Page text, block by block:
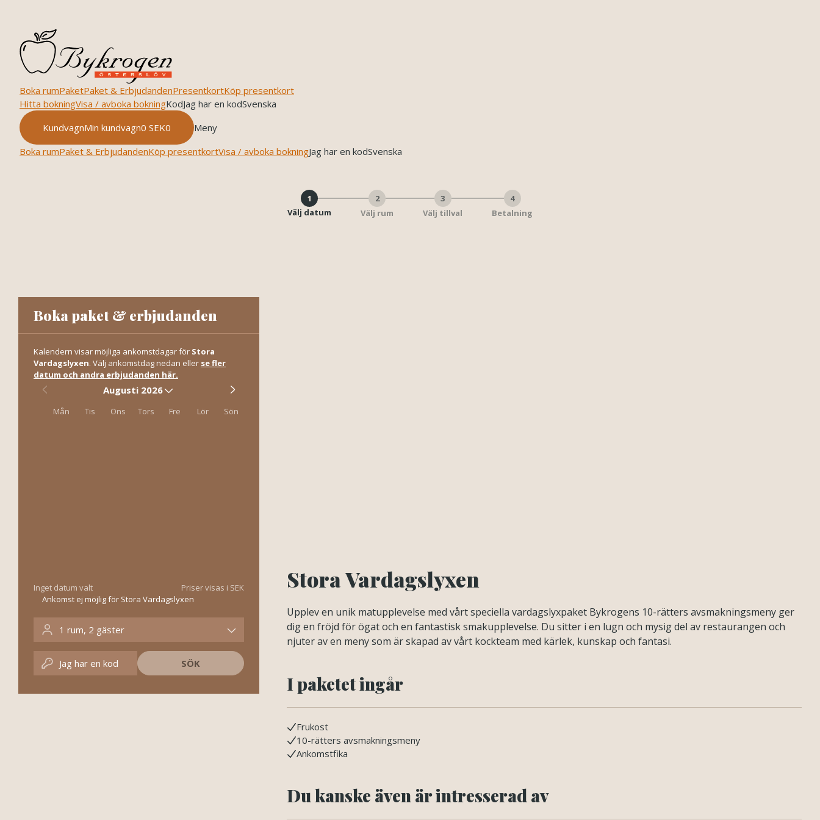
Boka rumPaketPaket & ErbjudandenPresentkortKöp presentkort
Hitta bokningVisa / avboka bokningKodJag har en kodSvenska
KundvagnMin kundvagn0 SEK0
Meny
Boka rumPaket & ErbjudandenKöp presentkortVisa / avboka bokningJag har en kodSvenska
1
Välj datum
2
Välj rum
3
Välj tillval
4
Betalning
Boka paket & erbjudanden
Kalendern visar möjliga ankomstdagar för Stora
Vardagslyxen. Välj ankomstdag nedan eller se fler
datum och andra erbjudanden här.
Augusti 2026
Mån Tis Ons Tors Fre Lör Sön
Inget datum valt
Priser visas i SEK
Ankomst ej möjlig för Stora Vardagslyxen
1 rum, 2 gäster
Jag har en kod SÖK
Stora Vardagslyxen
Upplev en unik matupplevelse med vårt speciella vardagslyxpaket Bykrogens 10-rätters avsmakningsmeny ger
dig en fröjd för ögat och en fantastisk smakupplevelse. Du sitter i en lugn och mysig del av restaurangen och
njuter av en meny som är skapad av vårt kockteam med kärlek, kunskap och fantasi.
I paketet ingår
Frukost
10-rätters avsmakningsmeny
Ankomstfika
Du kanske även är intresserad av